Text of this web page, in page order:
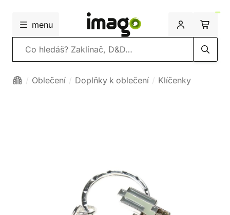
menu
Vyhledávání
Oblečení Doplňky k oblečení Klíčenky